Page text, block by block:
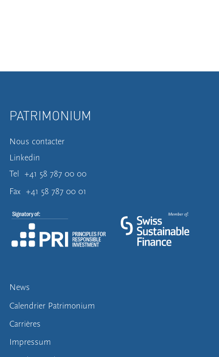
PATRIMONIUM
Nous contacter
Linkedin
Tel +41 58 787 00 00
Fax +41 58 787 00 01
News
Calendrier Patrimonium
Carrières
Impressum